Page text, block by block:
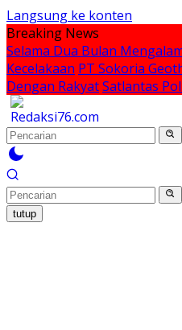
Langsung ke konten
Breaking News
Selama Dua Bulan
Kecelakaan PT Sokoria
Dengan RakyatSatlantas
tutup